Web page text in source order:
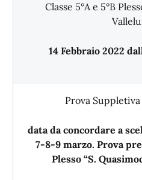
Classe 5°A e 5°B
14 Febbraio 2022
Prova
data da concordare a
7-8-9 marzo. Prova
Plesso “S.